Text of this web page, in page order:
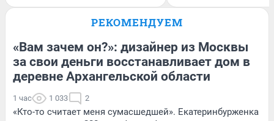
РЕКОМЕНДУЕМ
«Вам зачем он?»: дизайнер из Москвы
за свои деньги восстанавливает дом в
деревне Архангельской области
1 час 1 033 2
«Кто-то считает меня сумасшедшей». Екатеринбурженка